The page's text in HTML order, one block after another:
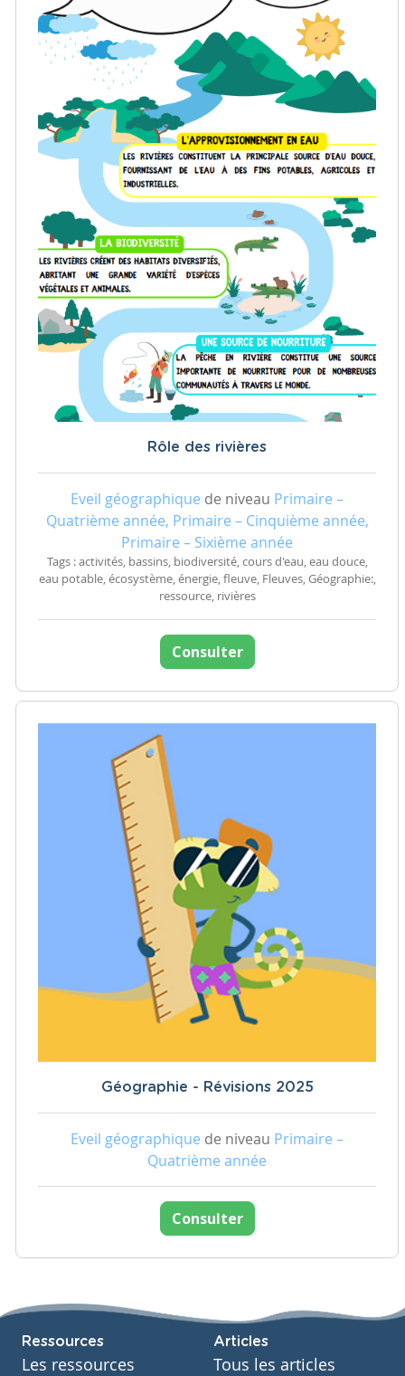
Rôle des rivières
Eveil géographique de niveau Primaire –
Quatrième année, Primaire – Cinquième année,
Primaire – Sixième année
Tags : activités, bassins, biodiversité, cours d'eau, eau douce,
eau potable, écosystème, énergie, fleuve, Fleuves, Géographie:,
ressource, rivières
Consulter
Géographie - Révisions 2025
Eveil géographique de niveau Primaire –
Quatrième année
Consulter
Ressources
Les ressources
Articles
Tous les articles